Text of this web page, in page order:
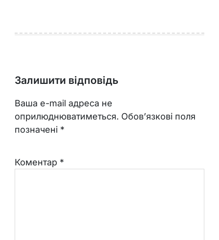
Залишити відповідь
Ваша e-mail адреса не
оприлюднюватиметься. Обов’язкові поля
позначені *
Коментар *